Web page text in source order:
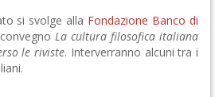
si svolge alla Fondazione Banco di
La cultura filosofica italiana
le riviste. Interverranno alcuni tra i